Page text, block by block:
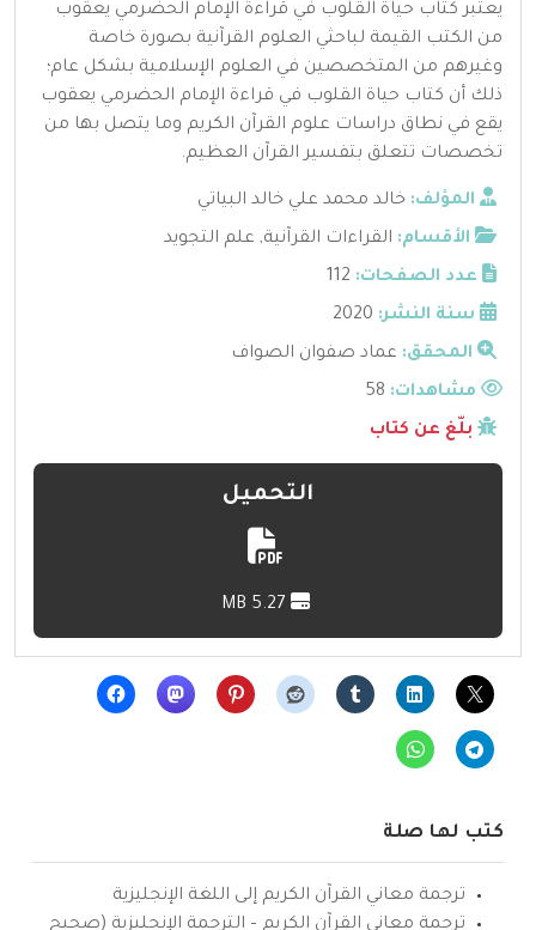
يعتبر كتاب حياة القلوب في قراءة الإمام الحضرمي يعقوب
من الكتب القيمة لباحثي العلوم القرآنية بصورة خاصة
وغيرهم من المتخصصين في العلوم الإسلامية بشكل عام؛
ذلك أن كتاب حياة القلوب في قراءة الإمام الحضرمي يعقوب
يقع في نطاق دراسات علوم القرآن الكريم وما يتصل بها من
تخصصات تتعلق بتفسير القرآن العظيم.
المؤلف: خالد محمد علي خالد البياتي
الأقسام: القراءات القرآنية, علم التجويد
عدد الصفحات: 112
سنة النشر: 2020
المحقق: عماد صفوان الصواف
مشاهدات:
بلّغ عن كتاب
التحميل
كتب لها صلة
ترجمة معاني القرآن الكريم إلى اللغة الإنجليزية
ترجمة معاني القرآن الكريم – الترجمة الإنجليزية (صحيح